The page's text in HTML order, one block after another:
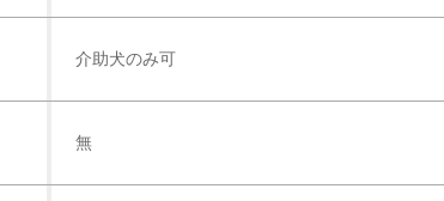
介助犬のみ可
無